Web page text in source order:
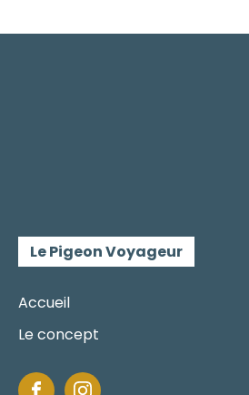
Le Pigeon Voyageur
Accueil
Le concept